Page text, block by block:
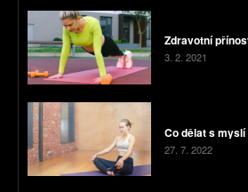
Zdravotní
3. 2. 2021
Co dělat s
27. 7. 2022